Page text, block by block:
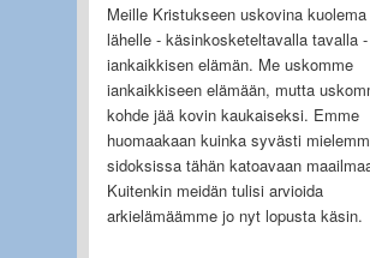
Meille Kristukseen uskovina
lähelle - käsinkosketeltavalla tavalla -
iankaikkisen elämän. Me uskomme
iankaikkiseen elämään, mutta
kohde jää kovin kaukaiseksi. Emme
huomaakaan kuinka syvästi
sidoksissa tähän katoavaan
Kuitenkin meidän tulisi arvioida
arkielämäämme jo nyt lopusta käsin.